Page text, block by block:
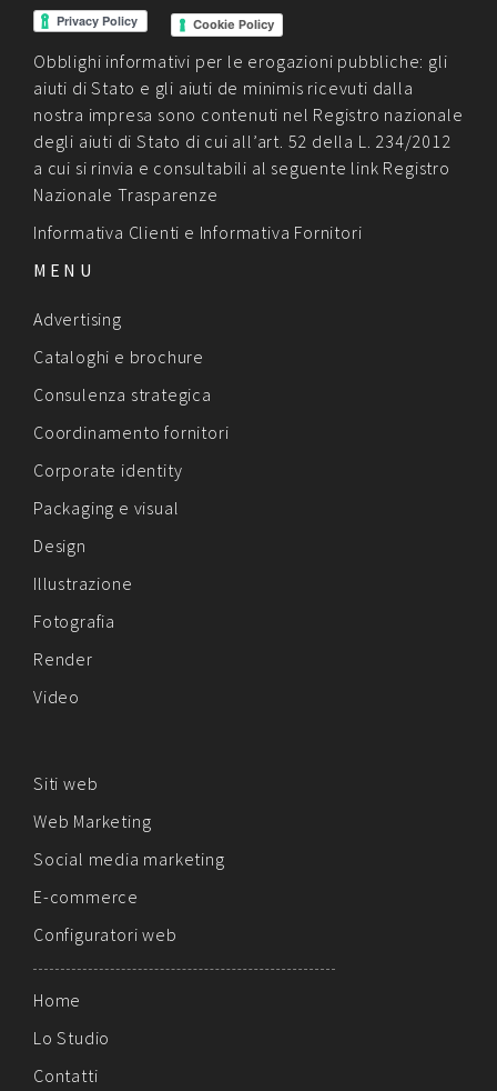
Cookie Policy
Obblighi informativi per le erogazioni pubbliche: gli
aiuti di Stato e gli aiuti de minimis ricevuti dalla
nostra impresa sono contenuti nel Registro nazionale
degli aiuti di Stato di cui all’art. 52 della L. 234/2012
a cui si rinvia e consultabili al seguente link Registro
Nazionale Trasparenze
Informativa Clienti e Informativa Fornitori
MENU
Advertising
Cataloghi e brochure
Consulenza strategica
Coordinamento fornitori
Corporate identity
Packaging e visual
Design
Illustrazione
Fotografia
Render
Video
Siti web
Web Marketing
Social media marketing
E-commerce
Configuratori web
Home
Lo Studio
Contatti